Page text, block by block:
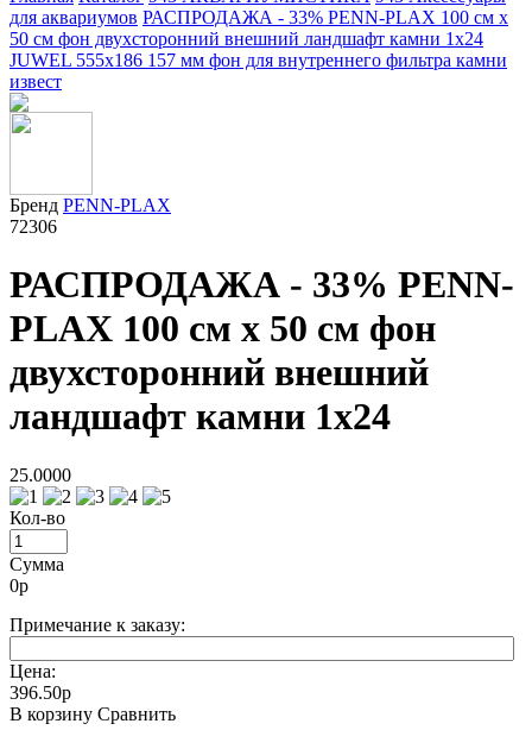
для аквариумов РАСПРОДАЖА - 33% PENN-PLAX 100 см х
50 см фон двухсторонний внешний ландшафт камни 1х24
JUWEL 555х186 157 мм фон для внутреннего фильтра камни
извест
Бренд PENN-PLAX
72306
РАСПРОДАЖА - 33% PENN-
PLAX 100 см х 50 см фон
двухсторонний внешний
ландшафт камни 1х24
25.0000
Кол-во
Сумма
0р
Примечание к заказу:
Цена:
396.50р
В корзину Сравнить